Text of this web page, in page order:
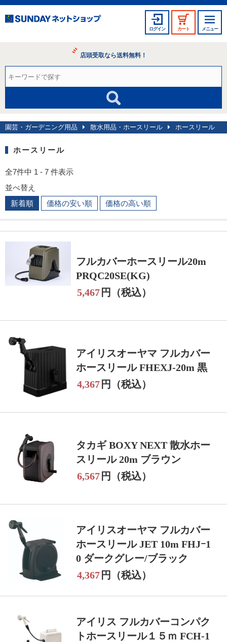
ログイン カート メニュー
店頭受取なら送料無料！
園芸・ガーデニング用品 散水用品・ホースリール ホースリール
ホースリール
全7件中 1 - 7 件表示
並べ替え
新着順
価格の安い順 価格の高い順
フルカバーホースリール20m
PRQC20SE(KG)
5,467 円（税込）
アイリスオーヤマ フルカバー
ホースリール FHEXJ-20m 黒
4,367 円（税込）
タカギ BOXY NEXT 散水ホー
スリール 20m ブラウン
6,567 円（税込）
アイリスオーヤマ フルカバー
ホースリール JET 10m FHJｰ1
0 ダークグレー/ブラック
4,367 円（税込）
アイリス フルカバーコンパク
トホースリール１５ｍ FCH-1